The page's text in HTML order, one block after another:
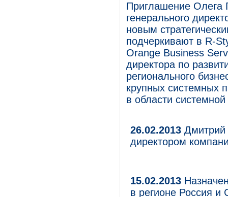
Приглашение Олега
генерального
новым
подчеркивают в R-
Orange Business
директора по
регионального
крупных системных
в области
26.02.2013 Дмитрий
директором
15.02.2013
в регионе Россия и